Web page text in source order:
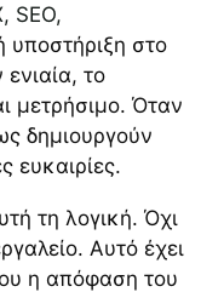
SEO,
υποστήριξη στο
το
μετρήσιμο. Όταν
δημιουργούν
ευκαιρίες.
τη λογική. Όχι
Αυτό έχει
η απόφαση του